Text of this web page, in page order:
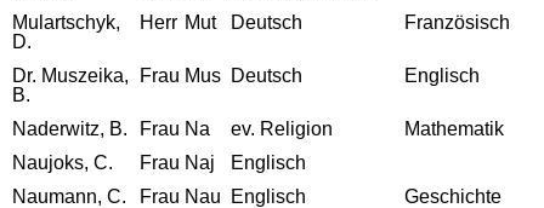
Mulartschyk,
D.
Herr Mut Deutsch Französisch
Dr. Muszeika,
B.
Frau Mus Deutsch Englisch
Naderwitz, B. Frau Na ev. Religion
Mathematik
Naujoks, C.
Frau Naj
Englisch
Naumann, C.
Frau Nau Englisch
Geschichte